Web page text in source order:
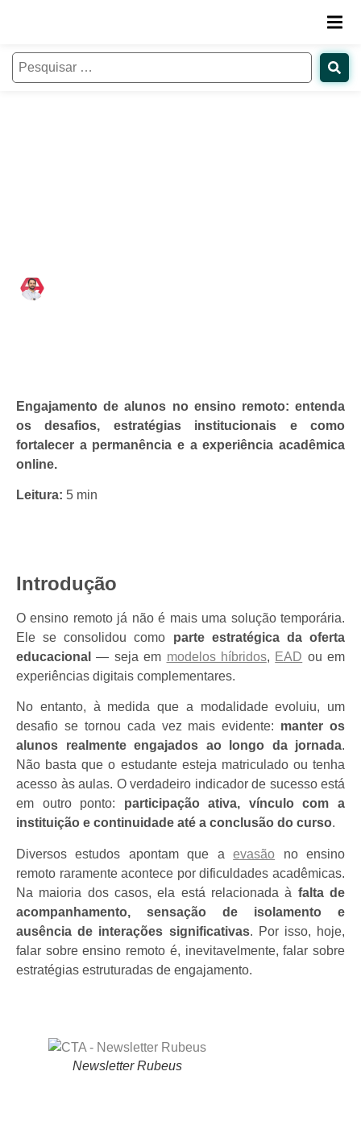
Engajamento de alunos no ensino remoto: entenda
os desafios, estratégias institucionais e como
fortalecer a permanência e a experiência acadêmica
online.
Leitura: 5 min
Introdução
O ensino remoto já não é mais uma solução temporária.
Ele se consolidou como parte estratégica da oferta
educacional — seja em modelos híbridos, EAD ou em
experiências digitais complementares.
No entanto, à medida que a modalidade evoluiu, um
desafio se tornou cada vez mais evidente: manter os
alunos realmente engajados ao longo da jornada.
Não basta que o estudante esteja matriculado ou tenha
acesso às aulas. O verdadeiro indicador de sucesso está
em outro ponto: participação ativa, vínculo com a
instituição e continuidade até a conclusão do curso.
Diversos estudos apontam que aevasão no ensino
remoto raramente acontece por dificuldades acadêmicas.
Na maioria dos casos, ela está relacionada à falta de
acompanhamento, sensação de isolamento e
ausência de interações significativas. Por isso, hoje,
falar sobre ensino remoto é, inevitavelmente, falar sobre
estratégias estruturadas de engajamento.
Newsletter Rubeus